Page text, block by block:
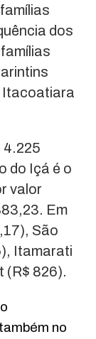
dos
Itacoatiara
4.225
do Içá é o
valor
Em
São
Itamarati
(R$ 826).
no